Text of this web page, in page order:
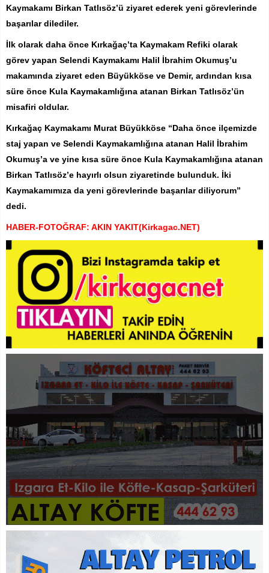
Kaymakamı Birkan Tatlısöz’ü ziyaret ederek yeni görevlerinde
başarılar dilediler.
İlk olarak daha önce Kırkağaç’ta Kaymakam Refiki olarak
görev yapan Selendi Kaymakamı Halil İbrahim Okumuş’u
makamında ziyaret eden Büyükköse ve Demir, ardından kısa
süre önce Kula Kaymakamlığına atanan Birkan Tatlısöz’ün
misafiri oldular.
Kırkağaç Kaymakamı Murat Büyükköse “Daha önce ilçemizde
staj yapan ve Selendi Kaymakamlığına atanan Halil İbrahim
Okumuş’a ve yine kısa süre önce Kula Kaymakamlığına atanan
Birkan Tatlısöz’e hayırlı olsun ziyaretinde bulunduk. İki
Kaymakamımıza da yeni görevlerinde başarılar diliyorum”
dedi.
HABER-FOTOĞRAF: AKIN YAKIT(Kirkagac.NET)